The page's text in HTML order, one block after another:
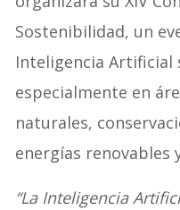
Sostenibilidad, un
Inteligencia
especialmente en
naturales,
energías renovables
“La Inteligencia